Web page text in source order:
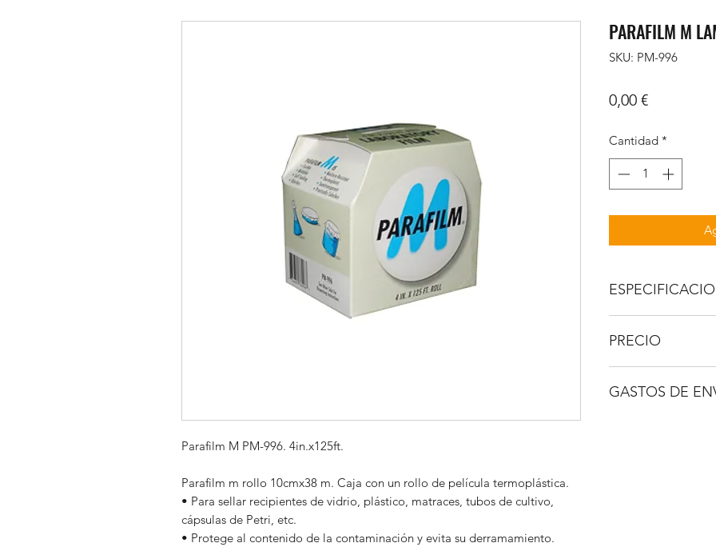
Parafilm M PM-996. 4in.x125ft.
Parafilm m rollo 10cmx38 m. Caja con un rollo de película termoplástica.
• Para sellar recipientes de vidrio, plástico, matraces, tubos de cultivo,
cápsulas de Petri, etc.
• Protege al contenido de la contaminación y evita su derramamiento.
PARAFILM M
SKU: PM-996
0,00 €Precio
Cantidad *
Punto de fusión (oC)
Longitud (m) 38
PRECIO
GASTOS DE